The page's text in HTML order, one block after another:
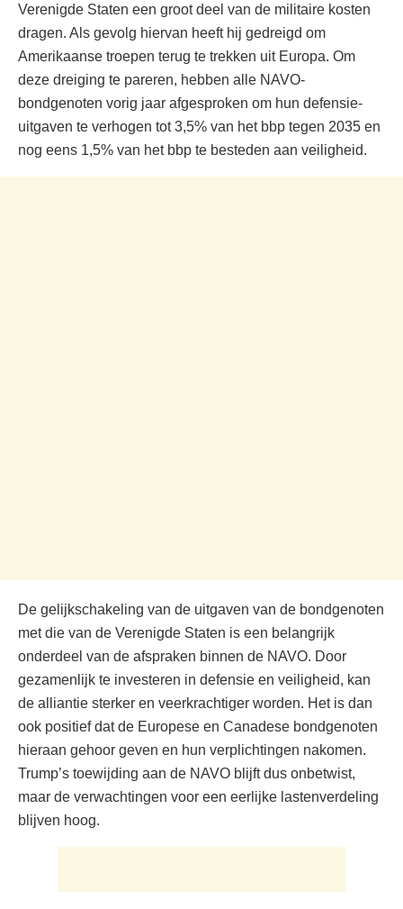
Verenigde Staten een groot deel van de militaire kosten
dragen. Als gevolg hiervan heeft hij gedreigd om
Amerikaanse troepen terug te trekken uit Europa. Om
deze dreiging te pareren, hebben alle NAVO-
bondgenoten vorig jaar afgesproken om hun defensie-
uitgaven te verhogen tot 3,5% van het bbp tegen 2035 en
nog eens 1,5% van het bbp te besteden aan veiligheid.
De gelijkschakeling van de uitgaven van de bondgenoten
met die van de Verenigde Staten is een belangrijk
onderdeel van de afspraken binnen de NAVO. Door
gezamenlijk te investeren in defensie en veiligheid, kan
de alliantie sterker en veerkrachtiger worden. Het is dan
ook positief dat de Europese en Canadese bondgenoten
hieraan gehoor geven en hun verplichtingen nakomen.
Trump’s toewijding aan de NAVO blijft dus onbetwist,
maar de verwachtingen voor een eerlijke lastenverdeling
blijven hoog.